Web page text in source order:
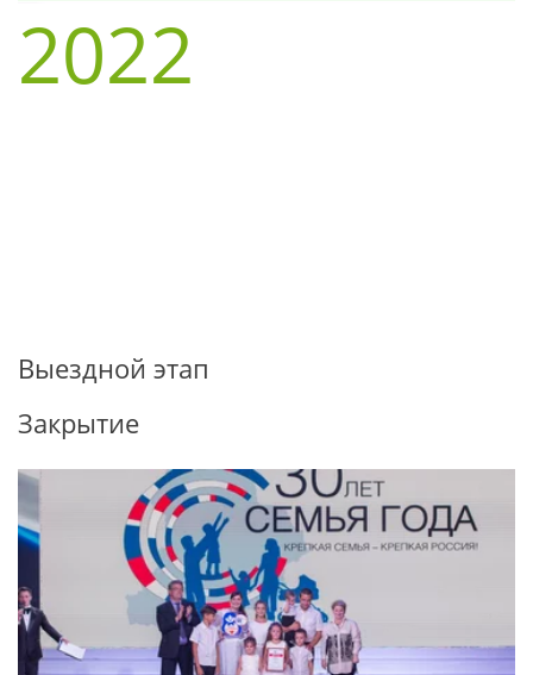
2022
Выездной этап
Закрытие